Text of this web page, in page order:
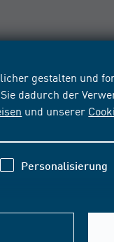
gestalten und
dadurch der
und unserer
Personalisierung